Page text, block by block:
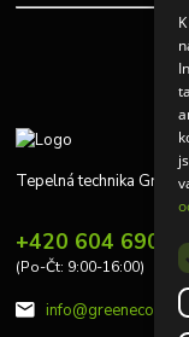
Tepelná technika
+420 604 690
(Po-Čt: 9:00-16:00)
info@greeneco.cz